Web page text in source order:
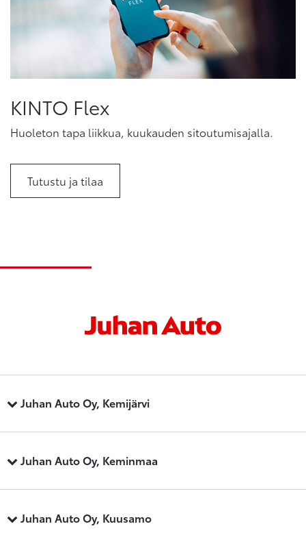
KINTO Flex
Huoleton tapa liikkua, kuukauden sitoutumisajalla.
Tutustu ja tilaa
Juhan Auto Oy, Kemijärvi
Juhan Auto Oy, Keminmaa
Juhan Auto Oy, Kuusamo